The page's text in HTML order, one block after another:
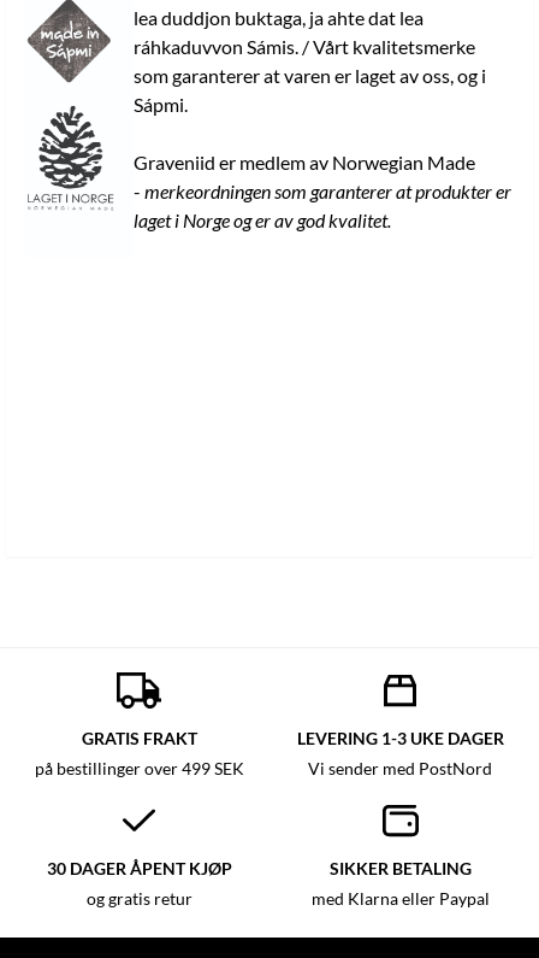
lea duddjon buktaga, ja ahte dat lea
ráhkaduvvon Sámis. / Vårt kvalitetsmerke
som garanterer at varen er laget av oss, og i
Sápmi.
Graveniid er medlem av Norwegian Made
- merkeordningen som garanterer at produkter er
laget i Norge og er av god kvalitet.
GRATIS FRAKT
på bestillinger over 499 SEK
LEVERING 1-3 UKE DAGER
Vi sender med PostNord
30 DAGER ÅPENT KJØP
og gratis retur
SIKKER BETALING
med Klarna eller Paypal